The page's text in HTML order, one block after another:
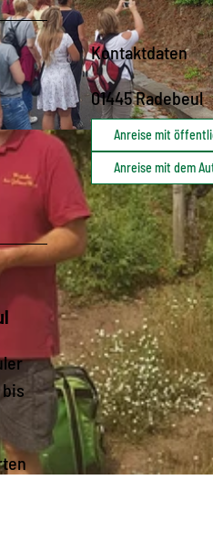
Kontaktdaten
01445Radebeul
Anreise mit
Anreise mit dem